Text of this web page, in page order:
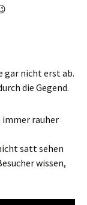
gar nicht erst ab.
die Gegend.
immer rauher
satt sehen
wissen,